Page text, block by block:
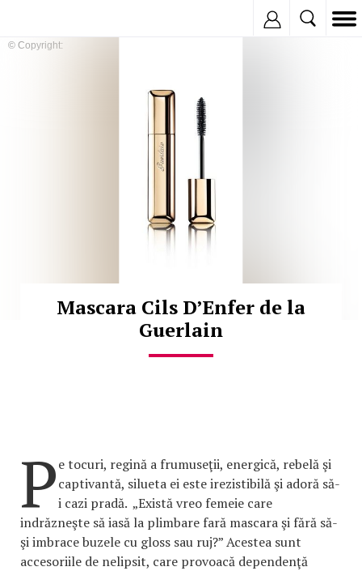
© Copyright:
Mascara Cils D’Enfer de la
Guerlain
Pe tocuri, regină a frumuseţii, energică, rebelă şi
captivantă, silueta ei este irezistibilă şi adoră să-
i cazi pradă. „Există vreo femeie care
indrăzneşte să iasă la plimbare fară mascara şi fără să-
şi imbrace buzele cu gloss sau ruj?” Acestea sunt
accesoriile de nelipsit, care provoacă dependenţă